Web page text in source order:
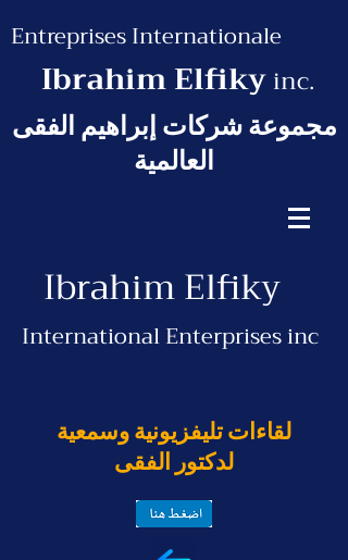
Entreprises Internationale
Ibrahim Elfikyinc.
مجموعة شركات إبراهيم الفقى
العالمية
Ibrahim Elfiky
International Enterprises inc
لقاءات تليفزيونية وسمعية
لدكتور الفقى